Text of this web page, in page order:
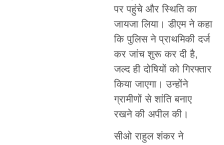
पर पहुंचे और स्थिति का
जायजा लिया। डीएम ने कहा
कि पुलिस ने प्राथमिकी दर्ज
कर जांच शुरू कर दी है,
जल्द ही दोषियों को गिरफ्तार
किया जाएगा। उन्होंने
ग्रामीणों से शांति बनाए
रखने की अपील की।
सीओ राहुल शंकर ने